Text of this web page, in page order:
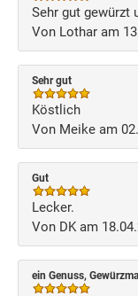
Sehr gut gewürzt
Von Lothar am
Sehr gut
Köstlich
Von Meike am
Gut
Lecker.
Von DK am
ein Genuss,